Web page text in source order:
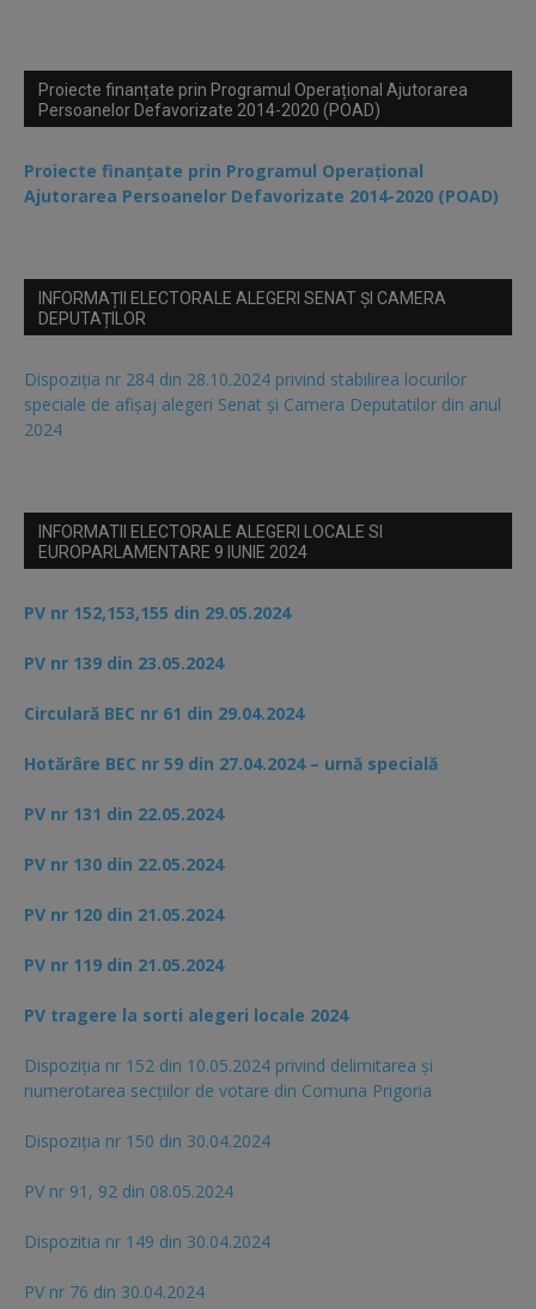
Proiecte finanțate prin Programul Operațional Ajutorarea
Persoanelor Defavorizate 2014-2020 (POAD)
Proiecte finanțate prin Programul Operațional
Ajutorarea Persoanelor Defavorizate 2014-2020 (POAD)
INFORMAȚII ELECTORALE ALEGERI SENAT ȘI CAMERA
DEPUTAȚILOR
Dispoziția nr 284 din 28.10.2024 privind stabilirea locurilor
speciale de afișaj alegeri Senat și Camera Deputatilor din anul
2024
INFORMATII ELECTORALE ALEGERI LOCALE SI
EUROPARLAMENTARE 9 IUNIE 2024
PV nr 152,153,155 din 29.05.2024
PV nr 139 din 23.05.2024
Circulară BEC nr 61 din 29.04.2024
Hotărâre BEC nr 59 din 27.04.2024 – urnă specială
PV nr 131 din 22.05.2024
PV nr 130 din 22.05.2024
PV nr 120 din 21.05.2024
PV nr 119 din 21.05.2024
PV tragere la sorti alegeri locale 2024
Dispoziția nr 152 din 10.05.2024 privind delimitarea și
numerotarea secțiilor de votare din Comuna Prigoria
Dispoziția nr 150 din 30.04.2024
PV nr 91, 92 din 08.05.2024
Dispozitia nr 149 din 30.04.2024
PV nr 76 din 30.04.2024